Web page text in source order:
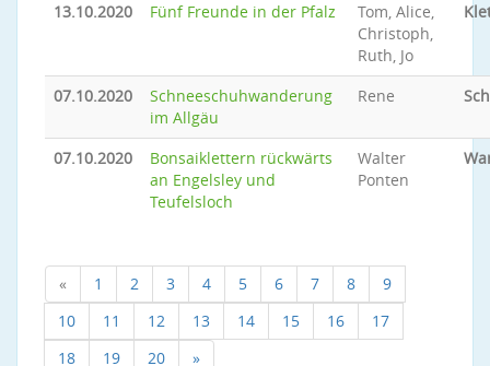
13.10.2020 Fünf Freunde in der Pfalz
Tom, Alice,
Christoph,
Ruth, Jo
07.10.2020
Schneeschuhwanderung
im Allgäu
Rene
07.10.2020
Bonsaiklettern rückwärts
an Engelsley und
Teufelsloch
Walter
Ponten
« 1 2 3 4 5 6 7 8
9
10
11 12 13 14 15 16
17
18
19 20 »